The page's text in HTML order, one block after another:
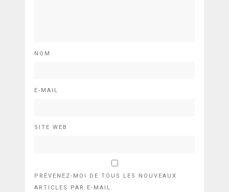
NOM
E-MAIL
SITE WEB
PRÉVENEZ-MOI DE TOUS LES NOUVEAUX
ARTICLES PAR E-MAIL.